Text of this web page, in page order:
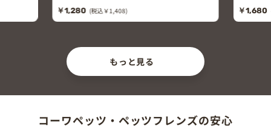
￥1,280 (税込￥1,408)
￥1,680
もっと見る
コーワペッツ・ペッツフレンズの安心